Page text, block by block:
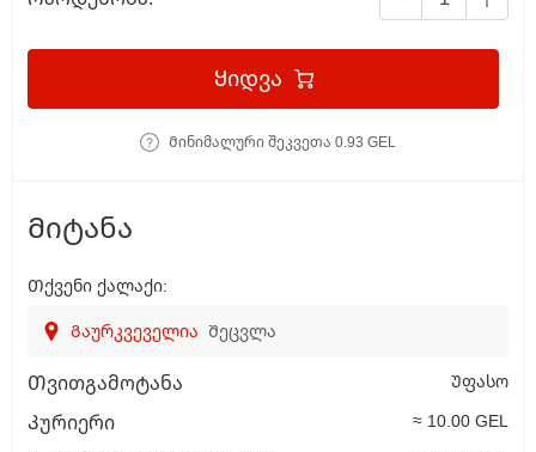
Ყიდვა
Მინიმალური შეკვეთა 0.93 GEL
Მიტანა
Თქვენი ქალაქი:
Გაურკვეველია Შეცვლა
Თვითგამოტანა Უფასო
Კურიერი ≈ 10.00 GEL